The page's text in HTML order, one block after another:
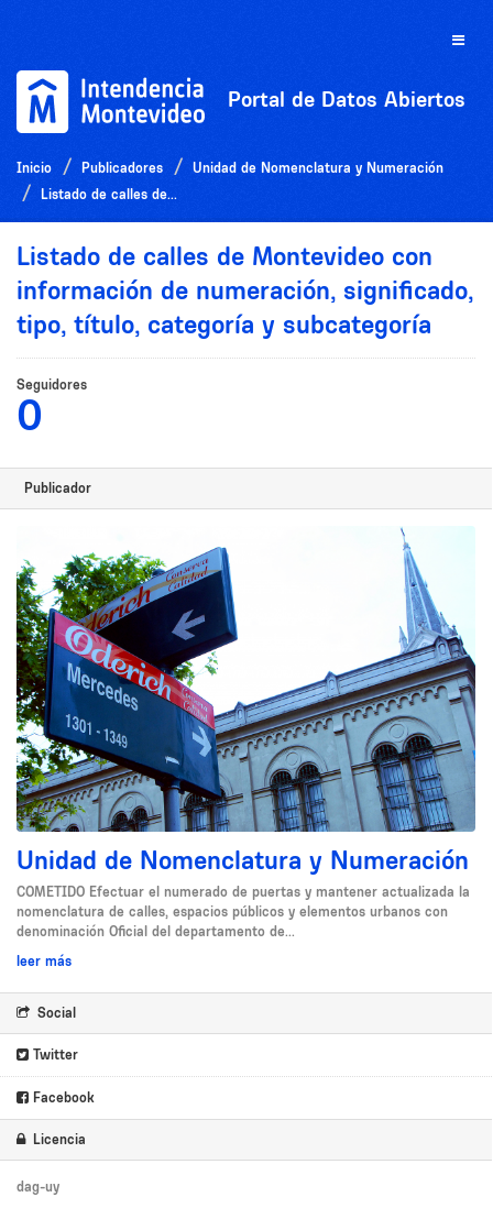
Toggle
Portal de Datos Abiertos
Inicio Publicadores
Unidad de Nomenclatura y Numeración
Listado de calles de...
Listado de calles de Montevideo con
información de numeración, significado,
tipo, título, categoría y subcategoría
Seguidores
0
Publicador
Unidad de Nomenclatura y Numeración
COMETIDO Efectuar el numerado de puertas y mantener actualizada la
nomenclatura de calles, espacios públicos y elementos urbanos con
denominación Oficial del departamento de...
leer más
Social
Twitter
Facebook
Licencia
dag-uy